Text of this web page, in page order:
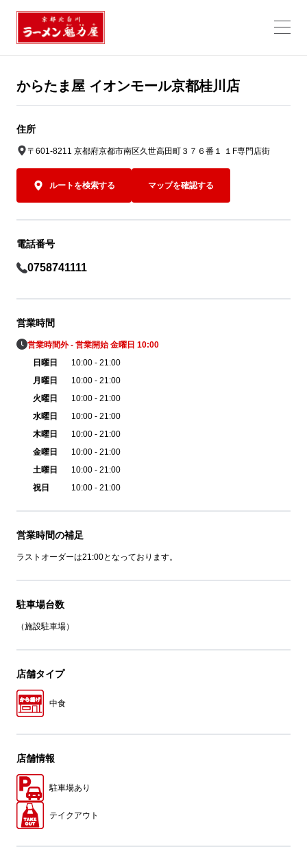
からたま屋 イオンモール京都桂川店
住所
〒601-8211 京都府京都市南区久世高田町３７６番１ １F専門店街
ルートを検索する マップを確認する
電話番号
0758741111
営業時間
営業時間外 - 営業開始 金曜日 10:00
日曜日
10:00 - 21:00
月曜日
10:00 - 21:00
火曜日
10:00 - 21:00
水曜日
10:00 - 21:00
木曜日
10:00 - 21:00
金曜日
10:00 - 21:00
土曜日
10:00 - 21:00
祝日
10:00 - 21:00
営業時間の補足
ラストオーダーは21:00となっております。
駐車場台数
（施設駐車場）
店舗タイプ
中食
店舗情報
駐車場あり
テイクアウト